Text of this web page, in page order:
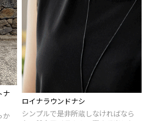
ナ
か
ロイナラウンドナシ
シンプルで是非所蔵しなければなら